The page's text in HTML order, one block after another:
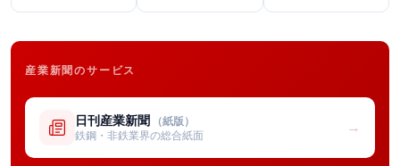
産業新聞のサービス
日刊産業新聞 （紙版）
鉄鋼・非鉄業界の総合紙面
→